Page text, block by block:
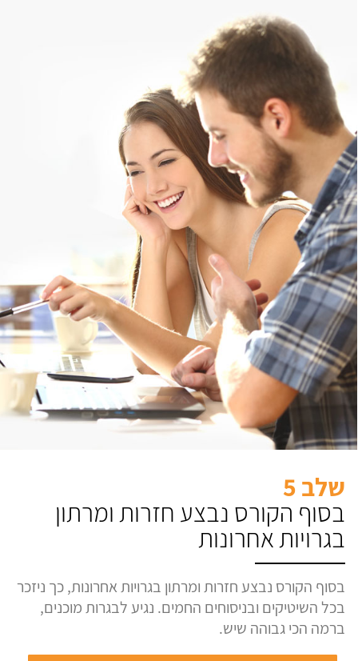
שלב 5
בסוף הקורס נבצע חזרות ומרתון
בגרויות אחרונות
בסוף הקורס נבצע חזרות ומרתון בגרויות אחרונות, כך ניזכר
בכל השיטיקים ובניסוחים החמים. נגיע לבגרות מוכנים,
ברמה הכי גבוהה שיש.